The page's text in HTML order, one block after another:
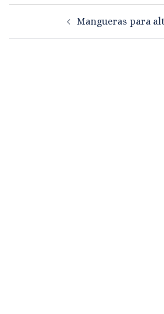
Mangueras para